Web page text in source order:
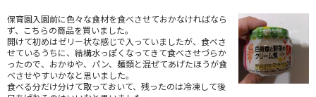
保育園入園前に色々な食材を食べさせておかなければなら
ず、こちらの商品を買いました。
開けて初めはゼリー状な感じで入っていましたが、食べさ
せているうちに、結構水っぽくなってきて食べさせづらか
ったので、おかゆや、パン、麺類と混ぜてあげたほうが食
べさせやすいかなと思いました。
食べる分だけ分けて取っておいて、残ったのは冷凍して後